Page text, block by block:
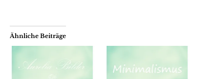
Ähnliche Beiträge